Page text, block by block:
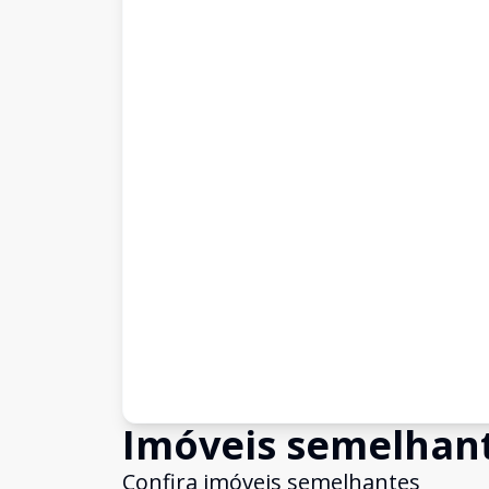
Imóveis
Confira imóveis semelhantes